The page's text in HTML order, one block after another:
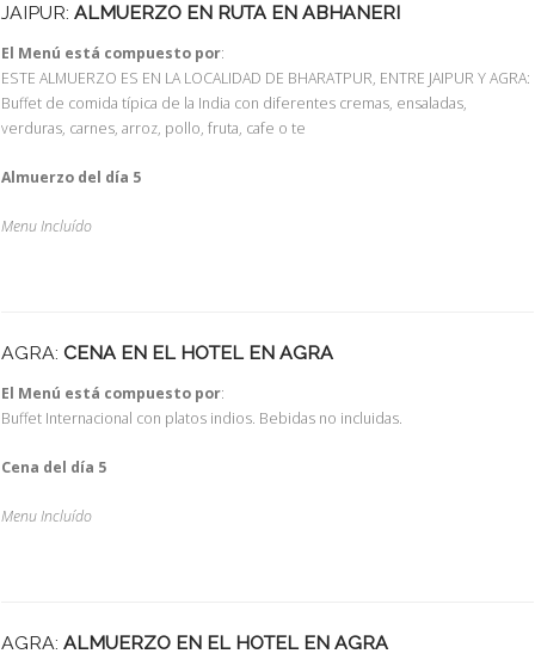
JAIPUR: ALMUERZO EN RUTA EN ABHANERI
El Menú está compuesto por:
ESTE ALMUERZO ES EN LA LOCALIDAD DE BHARATPUR, ENTRE JAIPUR Y AGRA:
Buffet de comida típica de la India con diferentes cremas, ensaladas,
verduras, carnes, arroz, pollo, fruta, cafe o te
Almuerzo del día 5
Menu Incluído
AGRA: CENA EN EL HOTEL EN AGRA
El Menú está compuesto por:
Buffet Internacional con platos indios. Bebidas no incluidas.
Cena del día 5
Menu Incluído
AGRA: ALMUERZO EN EL HOTEL EN AGRA